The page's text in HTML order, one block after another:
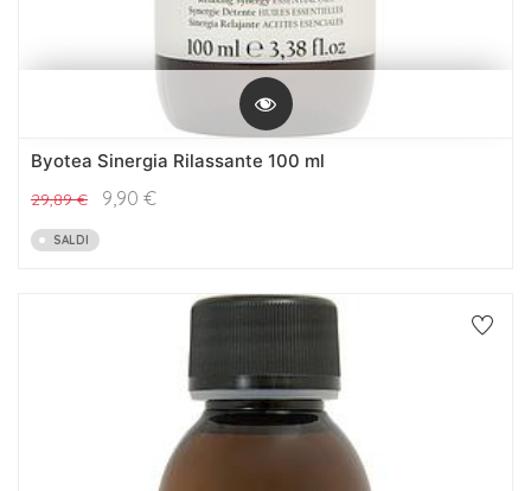
Byotea Sinergia Rilassante 100 ml
29,89€ 9,90 €
SALDI